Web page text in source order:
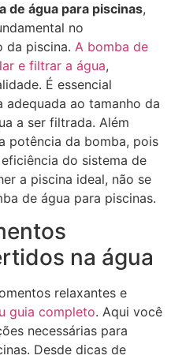
de água para piscinas,
no
da piscina. A bomba de
e filtrar a água,
É essencial
adequada ao tamanho da
a ser filtrada. Além
potência da bomba, pois
do sistema de
a piscina ideal, não se
de água para piscinas.
na água
relaxantes e
guia completo. Aqui você
necessárias para
Desde dicas de